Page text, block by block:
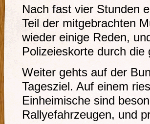
Nach fast vier Stunden
Teil der mitgebrachten
wieder einige Reden,
Polizeieskorte durch die
Weiter gehts auf der
Tagesziel. Auf einem
Einheimische sind
Rallyefahrzeugen, und